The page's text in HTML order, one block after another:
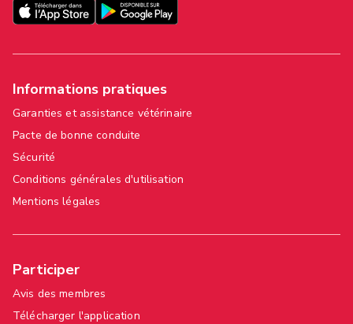
Informations pratiques
Garanties et assistance vétérinaire
Pacte de bonne conduite
Sécurité
Conditions générales d'utilisation
Mentions légales
Participer
Avis des membres
Télécharger l'application